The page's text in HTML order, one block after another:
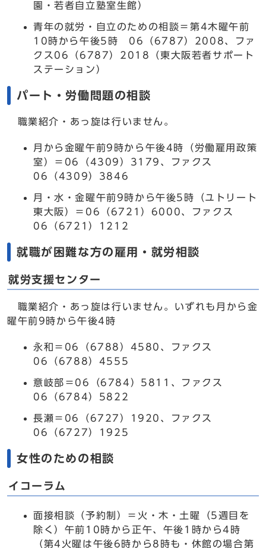
園・若者自立塾室生館）
青年の就労・自立のための相談＝第4木曜午前
10時から午後5時 06（6787）2008、ファ
クス06（6787）2018（東大阪若者サポート
ステーション）
パート・労働問題の相談
職業紹介・あっ旋は行いません。
月から金曜午前9時から午後4時（労働雇用政策
室）＝06（4309）3179、ファクス
06（4309）3846
月・水・金曜午前9時から午後5時（ユトリート
東大阪）＝06（6721）6000、ファクス
06（6721）1212
就職が困難な方の雇用・就労相談
就労支援センター
職業紹介・あっ旋は行いません。いずれも月から金
曜午前9時から午後4時
永和＝06（6788）4580、ファクス
06（6788）4555
意岐部＝06（6784）5811、ファクス
06（6784）5822
長瀬＝06（6727）1920、ファクス
06（6727）1925
女性のための相談
イコーラム
面接相談（予約制）＝火・木・土曜（5週目を
除く）午前10時から正午、午後1時から4時
（第4火曜は午後6時から8時も・休館の場合第